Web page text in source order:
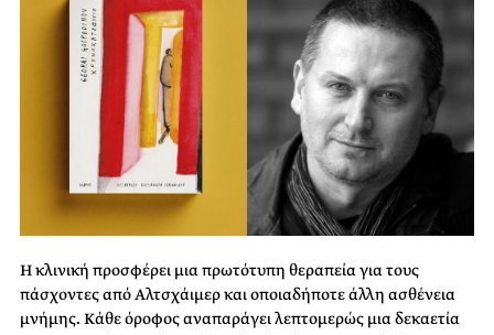
Η κλινική προσφέρει μια πρωτότυπη θεραπεία για τους
πάσχοντες από Αλτσχάιμερ και οποιαδήποτε άλλη ασθένεια
μνήμης. Κάθε όροφος αναπαράγει λεπτομερώς μια δεκαετία